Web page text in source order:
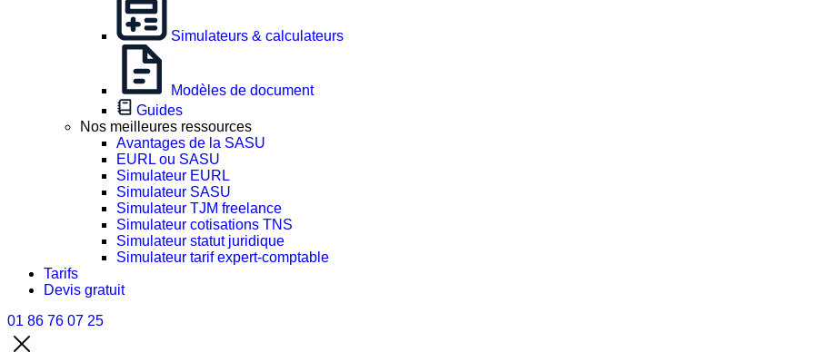
Simulateurs & calculateurs
Modèles de document
Guides
Nos meilleures ressources
Avantages de la SASU
EURL ou SASU
Simulateur EURL
Simulateur SASU
Simulateur TJM freelance
Simulateur cotisations TNS
Simulateur statut juridique
Simulateur tarif expert-comptable
Tarifs
Devis gratuit
01 86 76 07 25